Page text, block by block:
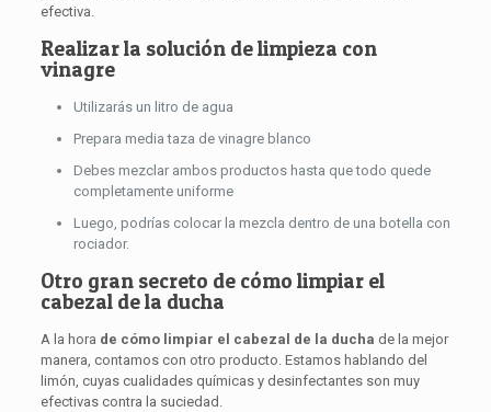
efectiva.
Realizar la solución de limpieza con
vinagre
Utilizarás un litro de agua
Prepara media taza de vinagre blanco
Debes mezclar ambos productos hasta que todo quede
completamente uniforme
Luego, podrías colocar la mezcla dentro de una botella con
rociador.
Otro gran secreto de cómo limpiar el
cabezal de la ducha
A la hora de cómo limpiar el cabezal de la ducha de la mejor
manera, contamos con otro producto. Estamos hablando del
limón, cuyas cualidades químicas y desinfectantes son muy
efectivas contra la suciedad.